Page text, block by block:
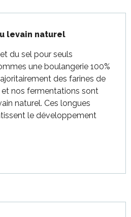
levain naturel
et du sel pour seuls
une boulangerie 100%
des farines de
et nos fermentations sont
naturel. Ces longues
le développement